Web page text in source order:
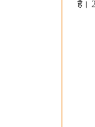
है।